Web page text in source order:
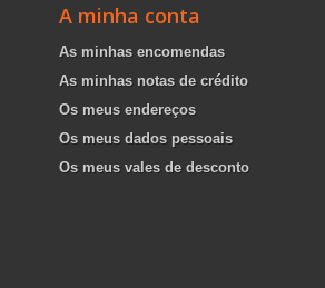
A minha conta
As minhas encomendas
As minhas notas de crédito
Os meus endereços
Os meus dados pessoais
Os meus vales de desconto